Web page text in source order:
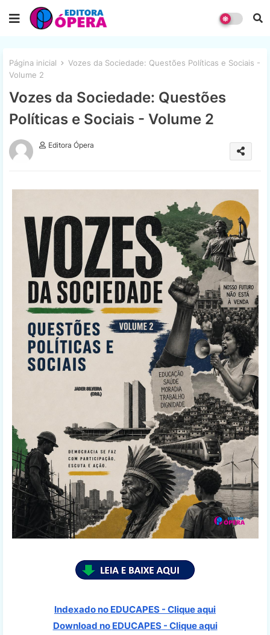
Página inicial
Vozes da Sociedade: Questões Políticas e Sociais -
Volume 2
Vozes da Sociedade: Questões
Políticas e Sociais - Volume 2
Editora Ópera
Indexado no EDUCAPES - Clique aqui
Download no EDUCAPES - Clique aqui